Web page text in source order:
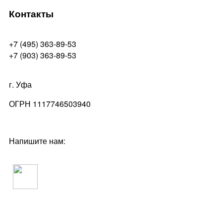
Контакты
+7 (495) 363-89-53
+7 (903) 363-89-53
г. Уфа
ОГРН 1117746503940
Напишите нам: